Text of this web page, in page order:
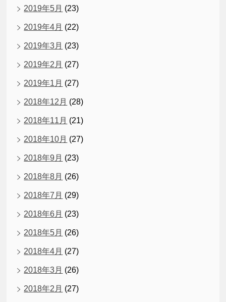
2019年5月 (23)
2019年4月 (22)
2019年3月 (23)
2019年2月 (27)
2019年1月 (27)
2018年12月 (28)
2018年11月 (21)
2018年10月 (27)
2018年9月 (23)
2018年8月 (26)
2018年7月 (29)
2018年6月 (23)
2018年5月 (26)
2018年4月 (27)
2018年3月 (26)
2018年2月 (27)